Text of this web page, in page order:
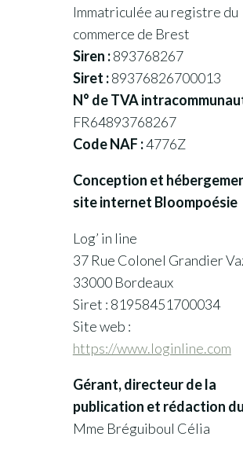
Immatriculée au registre du
commerce de Brest
Siren :893768267
Siret :89376826700013
N° de TVA
FR64893768267
Code NAF :4776Z
Conception et
site internet Bloompoésie
Log’ in line
37 Rue Colonel Grandier
33000 Bordeaux
Siret : 81958451700034
Site web :
https://www.loginline.com
Gérant, directeur de la
publication et rédaction
Mme Bréguiboul Célia